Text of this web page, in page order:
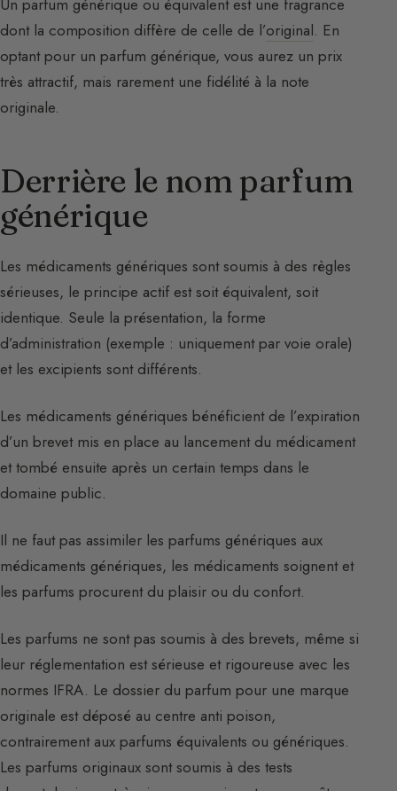
Un parfum générique ou équivalent est une fragrance
dont la composition diffère de celle de l’original. En
optant pour un parfum générique, vous aurez un prix
très attractif, mais rarement une fidélité à la note
originale.
Derrière le nom parfum
générique
Les médicaments génériques sont soumis à des règles
sérieuses, le principe actif est soit équivalent, soit
identique. Seule la présentation, la forme
d’administration (exemple : uniquement par voie orale)
et les excipients sont différents.
Les médicaments génériques bénéficient de l’expiration
d’un brevet mis en place au lancement du médicament
et tombé ensuite après un certain temps dans le
domaine public.
Il ne faut pas assimiler les parfums génériques aux
médicaments génériques, les médicaments soignent et
les parfums procurent du plaisir ou du confort.
Les parfums ne sont pas soumis à des brevets, même si
leur réglementation est sérieuse et rigoureuse avec les
normes IFRA. Le dossier du parfum pour une marque
originale est déposé au centre anti poison,
contrairement aux parfums équivalents ou génériques.
Les parfums originaux sont soumis à des tests